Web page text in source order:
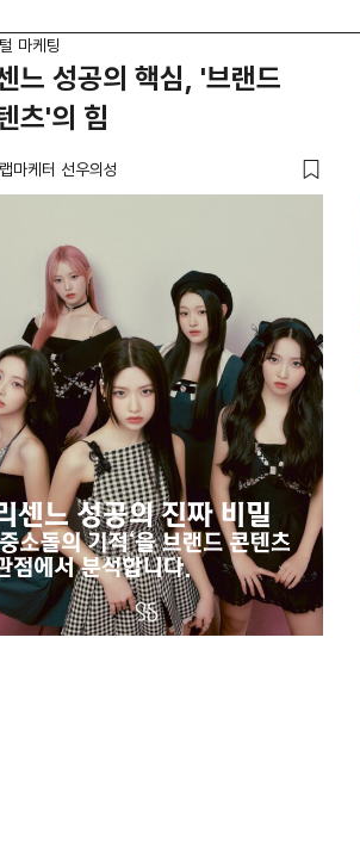
마케팅
느 성공의 핵심, '브랜드
츠'의 힘
마케터 선우의성